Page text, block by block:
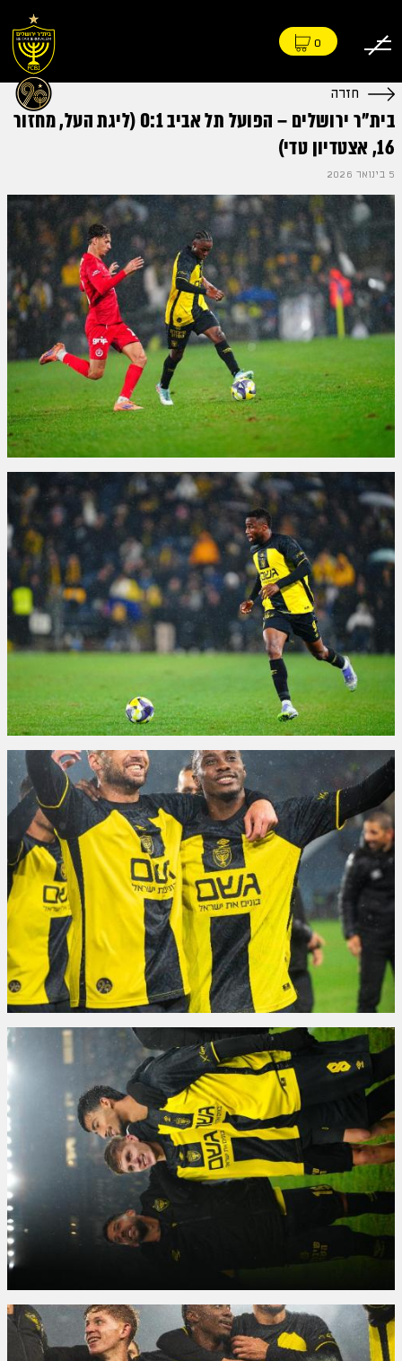
0
חזרה
בית"ר ירושלים – הפועל תל אביב 0:1 (ליגת העל, מחזור
16, אצטדיון טדי)
5 בינואר 2026